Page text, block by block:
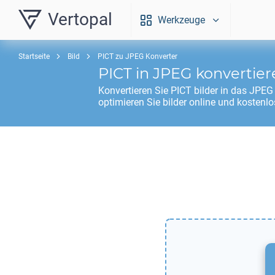
Vertopal Werkzeuge
Startseite Bild PICT zu JPEG Konverter
PICT in JPEG
Konvertieren Sie PICT bilder in das JPEG
optimieren Sie bilder online und